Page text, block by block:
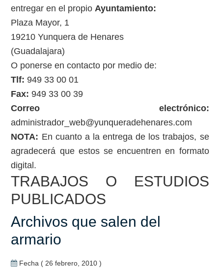
entregar en el propioAyuntamiento:
Plaza Mayor, 1
19210 Yunquera de Henares
(Guadalajara)
O ponerse en contacto por medio de:
Tlf: 949 33 00 01
Fax: 949 33 00 39
Correo electrónico:
administrador_web@yunqueradehenares.com
NOTA: En cuanto a la entrega de los trabajos, se
agradecerá que estos se encuentren en formato
digital.
TRABAJOS O ESTUDIOS
PUBLICADOS
Archivos que salen del
armario
Fecha ( 26 febrero, 2010 )